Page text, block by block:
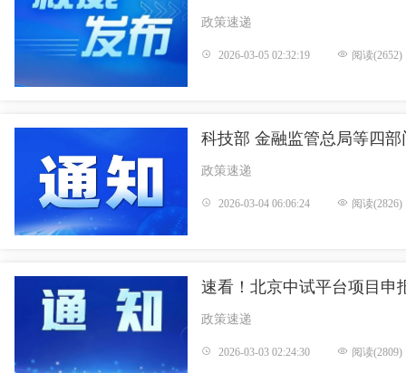
政策速递
2026-03-05 02:32:19 阅读(2652)
政策速递
2026-03-04 06:06:24 阅读(2826)
速看！北京中试平台项目申
政策速递
2026-03-03 02:24:30 阅读(2809)